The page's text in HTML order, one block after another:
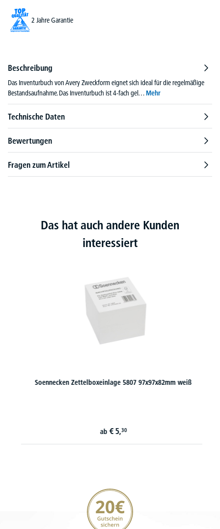
2 Jahre Garantie
Beschreibung
Das Inventurbuch von Avery Zweckform eignet sich ideal für die regelmäßige
Bestandsaufnahme. Das Inventurbuch ist 4-fach gel… Mehr
Technische Daten
Bewertungen
Fragen zum Artikel
Das hat auch andere Kunden
interessiert
Soennecken Zettelboxeinlage 5807 97x97x82mm weiß
ab€ 5,30
20€ Gutschein sichern